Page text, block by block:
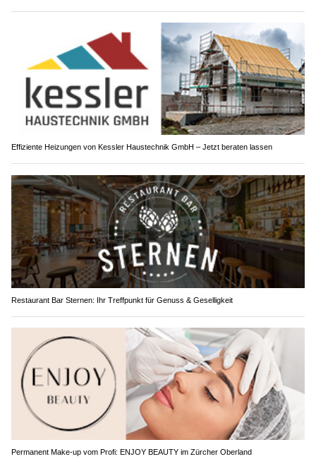
Effiziente Heizungen von Kessler Haustechnik GmbH – Jetzt beraten lassen
Restaurant Bar Sternen: Ihr Treffpunkt für Genuss & Geselligkeit
Permanent Make-up vom Profi: ENJOY BEAUTY im Zürcher Oberland